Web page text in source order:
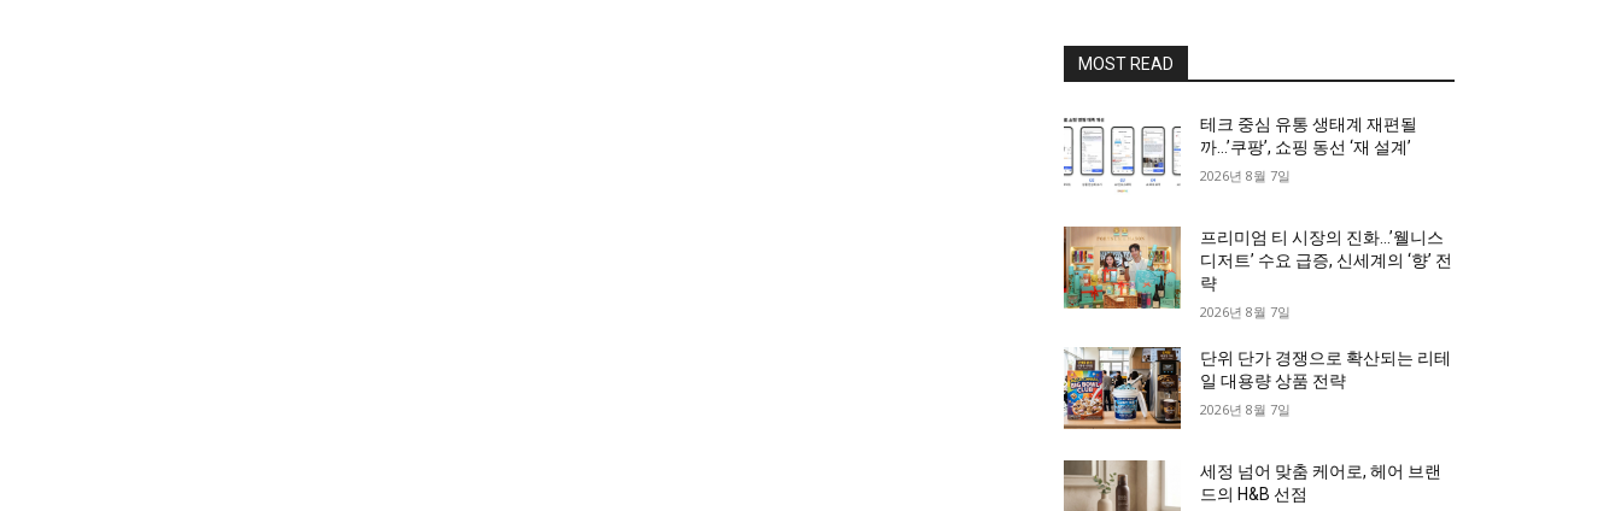
MOST READ
테크 중심 유통 생태계 재편될
까…’쿠팡’, 쇼핑 동선 ‘재 설계’
2026년 8월 7일
프리미엄 티 시장의 진화…’웰니스
디저트’ 수요 급증, 신세계의 ‘향’ 전
략
2026년 8월 7일
단위 단가 경쟁으로 확산되는 리테
일 대용량 상품 전략
2026년 8월 7일
세정 넘어 맞춤 케어로, 헤어 브랜
드의 H&B 선점